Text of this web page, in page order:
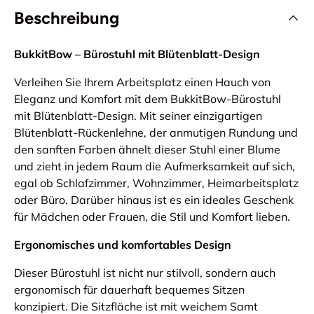
Beschreibung
BukkitBow – Bürostuhl mit Blütenblatt-Design
Verleihen Sie Ihrem Arbeitsplatz einen Hauch von
Eleganz und Komfort mit dem BukkitBow-Bürostuhl
mit Blütenblatt-Design. Mit seiner einzigartigen
Blütenblatt-Rückenlehne, der anmutigen Rundung und
den sanften Farben ähnelt dieser Stuhl einer Blume
und zieht in jedem Raum die Aufmerksamkeit auf sich,
egal ob Schlafzimmer, Wohnzimmer, Heimarbeitsplatz
oder Büro. Darüber hinaus ist es ein ideales Geschenk
für Mädchen oder Frauen, die Stil und Komfort lieben.
Ergonomisches und komfortables Design
Dieser Bürostuhl ist nicht nur stilvoll, sondern auch
ergonomisch für dauerhaft bequemes Sitzen
konzipiert. Die Sitzfläche ist mit weichem Samt